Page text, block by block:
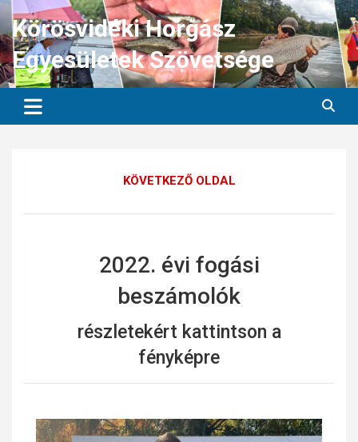
Skip
to
content
Körösvidéki Horgász
Egyesületek Szövetsége
KÖVETKEZŐ OLDAL
2022. évi fogási
beszámolók
részletekért kattintson a
fényképre